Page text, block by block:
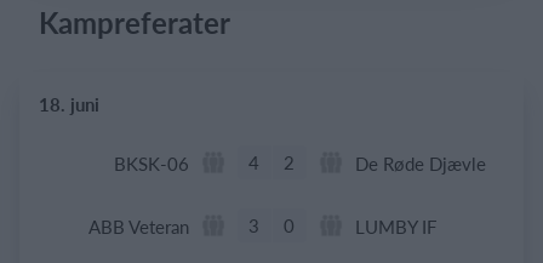
Kampreferater
18. juni
BKSK-06 4 2 De Røde Djævle
ABB Veteran 3 0 LUMBY IF